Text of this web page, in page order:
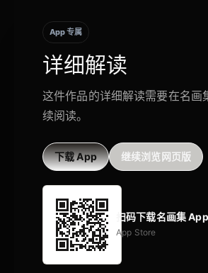
App 专属
详细解读
这件作品的详细解读需要在名画
续阅读。
下载 App 继续浏览网页版
扫码下载名画集 App
App Store